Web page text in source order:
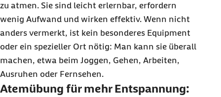
zu atmen. Sie sind leicht erlernbar, erfordern
wenig Aufwand und wirken effektiv. Wenn nicht
anders vermerkt, ist kein besonderes Equipment
oder ein spezieller Ort nötig: Man kann sie überall
machen, etwa beim Joggen, Gehen, Arbeiten,
Ausruhen oder Fernsehen.
Atemübung für mehr Entspannung: